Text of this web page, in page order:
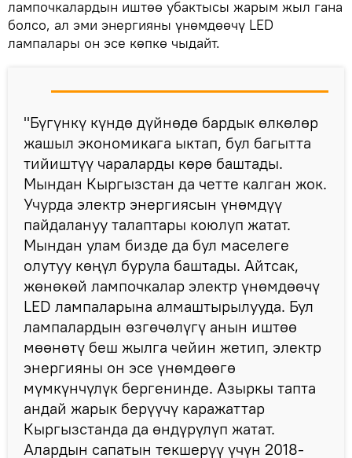
лампочкалардын иштөө убактысы жарым жыл гана
болсо, ал эми энергияны үнөмдөөчү LED
лампалары он эсе көпкө чыдайт.
"Бүгүнкү күндө дүйнөдө бардык өлкөлөр
жашыл экономикага ыктап, бул багытта
тийиштүү чараларды көрө баштады.
Мындан Кыргызстан да четте калган жок.
Учурда электр энергиясын үнөмдүү
пайдалануу талаптары коюлуп жатат.
Мындан улам бизде да бул маселеге
олутуу көңүл бурула баштады. Айтсак,
жөнөкөй лампочкалар электр үнөмдөөчү
LED лампаларына алмаштырылууда. Бул
лампалардын өзгөчөлүгү анын иштөө
мөөнөтү беш жылга чейин жетип, электр
энергияны он эсе үнөмдөөгө
мүмкүнчүлүк бергенинде. Азыркы тапта
андай жарык берүүчү каражаттар
Кыргызстанда да өндүрүлүп жатат.
Алардын сапатын текшерүү үчүн 2018-